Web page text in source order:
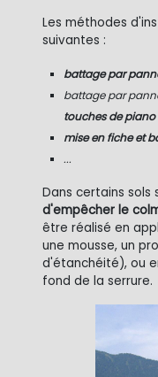
Les méthodes
suivantes :
battage par
battage par
touches de piano
mise en fiche et
...
Dans certains sols
d'empêcher le
être réalisé en
une mousse, un
d'étanchéité), ou
fond de la serrure.